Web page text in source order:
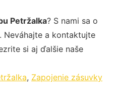
Petržalka? S nami sa o
Neváhajte a kontaktujte
si aj ďalšie naše
, Zapojenie zásuvky